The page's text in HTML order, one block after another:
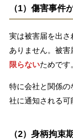
（1）傷害事件
実は被害届を出
ありません。被害
限らないためです
特に会社と関係
社に通知される可
（2）身柄拘束